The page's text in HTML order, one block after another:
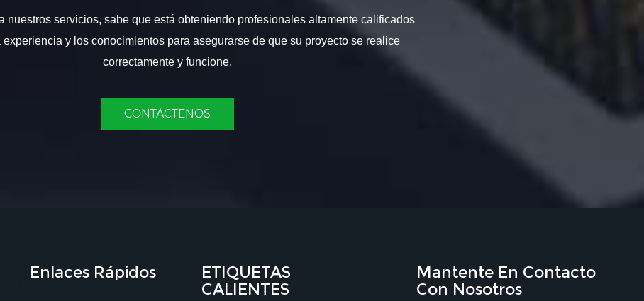
nuestros servicios, sabe que está obteniendo profesionales altamente calificados
experiencia y los conocimientos para asegurarse de que su proyecto se realice
correctamente y funcione.
CONTÁCTENOS
Enlaces Rápidos
ETIQUETAS
CALIENTES
Mantente En Contacto
Con Nosotros